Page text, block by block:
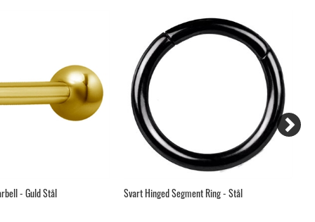
- Guld Stål Svart Hinged Segment Ring - Stål